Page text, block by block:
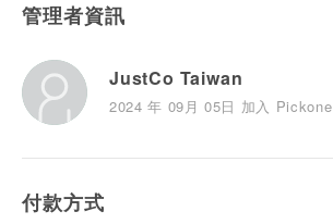
管理者資訊
JustCo Taiwan
2024 年 09月 05日 加入 Pickone
付款方式